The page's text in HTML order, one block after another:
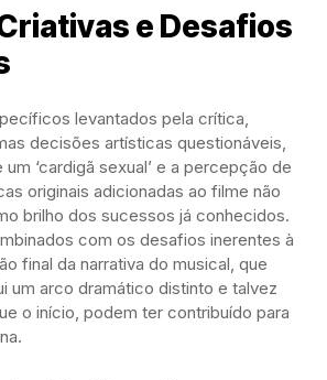
e Desafios
levantados pela crítica,
decisões artísticas questionáveis,
‘cardigã sexual’ e a percepção de
originais adicionadas ao filme não
brilho dos sucessos já conhecidos.
com os desafios inerentes à
final da narrativa do musical, que
um arco dramático distinto e talvez
o início, podem ter contribuído para